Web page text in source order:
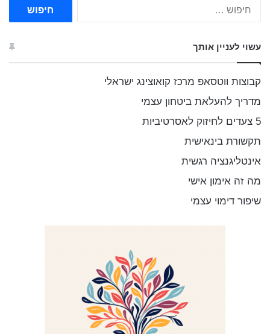
:
עשוי לעניין אותך
קבוצות ווטסאפ מרכז קואוצינג ישראלי
מדריך להעלאת ביטחון עצמי
5 צעדים לחיזוק לאסרטיביות
תקשורת בינאישית
אינטליגנציה רגשית
מה זה אימון אישי
שיפור דימוי עצמי